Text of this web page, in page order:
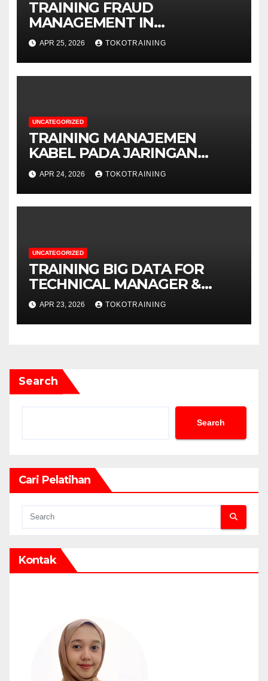
TRAINING FRAUD
MANAGEMENT IN
TELECOMMUNICATION
BUSINESS
APR 25, 2026 TOKOTRAINING
UNCATEGORIZED
TRAINING MANAJEMEN
KABEL PADA JARINGAN
TELEKOMUNIKASI
APR 24, 2026 TOKOTRAINING
UNCATEGORIZED
TRAINING BIG DATA FOR
TECHNICAL MANAGER &
DECISION MAKERS
APR 23, 2026 TOKOTRAINING
Search
Search
Cari Pelatihan
Kontak